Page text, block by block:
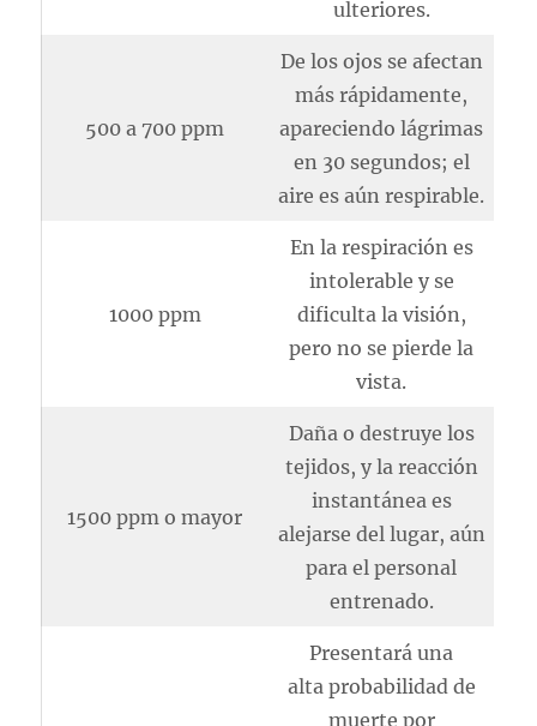
ulteriores.
500 a 700 ppm
De los ojos se afectan
más rápidamente,
apareciendo lágrimas
en 30 segundos; el
aire es aún respirable.
1000 ppm
En la respiración es
intolerable y se
dificulta la visión,
pero no se pierde la
vista.
1500 ppm o mayor
Daña o destruye los
tejidos, y la reacción
instantánea es
alejarse del lugar, aún
para el personal
entrenado.
Presentará una
alta probabilidad de
muerte por